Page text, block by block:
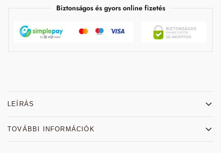
Biztonságos és gyors online fizetés
LEÍRÁS
TOVÁBBI INFORMÁCIÓK